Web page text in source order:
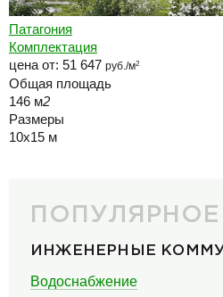
Патагония
Комплектация
цена от: 51 647 руб./м2
Общая площадь
146 м2
Размеры
10x15 м
ПОПУЛЯРНОЕ
ИНЖЕНЕРНЫЕ
Водоснабжение